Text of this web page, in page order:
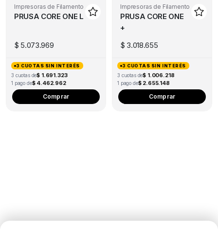
Impresoras de Filamento
PRUSA CORE ONE L
$ 5.073.969
3 CUOTAS SIN INTERÉS
3 cuotas de$ 1.691.323
1 pago de$ 4.462.962
Comprar
Impresoras de Filamento
PRUSA CORE ONE
+
$ 3.018.655
3 CUOTAS SIN INTERÉS
3 cuotas de$ 1.006.218
1 pago de$ 2.655.148
Comprar